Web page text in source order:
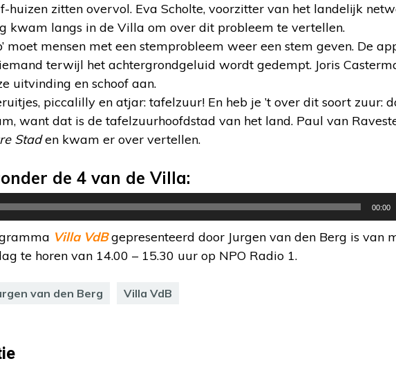
huizen zitten overvol. Eva Scholte, voorzitter van het landelijk
kwam langs in de Villa om over dit probleem te vertellen.
moet mensen met een stemprobleem weer een stem geven. De
terwijl het achtergrondgeluid wordt gedempt. Joris
uitvinding en schoof aan.
piccalilly en atjar: tafelzuur! En heb je ’t over dit soort zuur:
want dat is de tafelzuurhoofdstad van het land. Paul van
Staden kwam er over vertellen.
de 4 van de Villa:
00:00
Villa VdBgepresenteerd door Jurgen van den Berg is van
te horen van 14.00 – 15.30 uur op NPO Radio 1.
van den Berg Villa VdB